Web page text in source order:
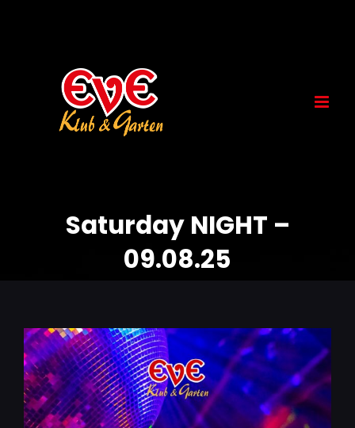
Saturday NIGHT –
09.08.25